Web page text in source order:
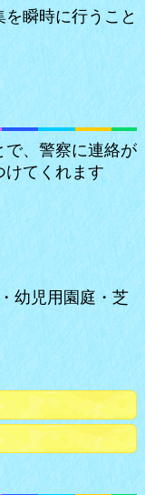
瞬時に行うこと
で、警察に連絡が
けてくれます
幼児用園庭・芝